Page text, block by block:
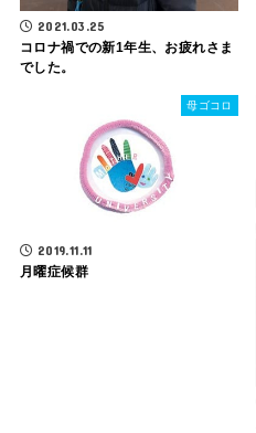
2021.03.25
コロナ禍での新1年生、お疲れさま
でした。
母ゴコロ
2019.11.11
月曜症候群